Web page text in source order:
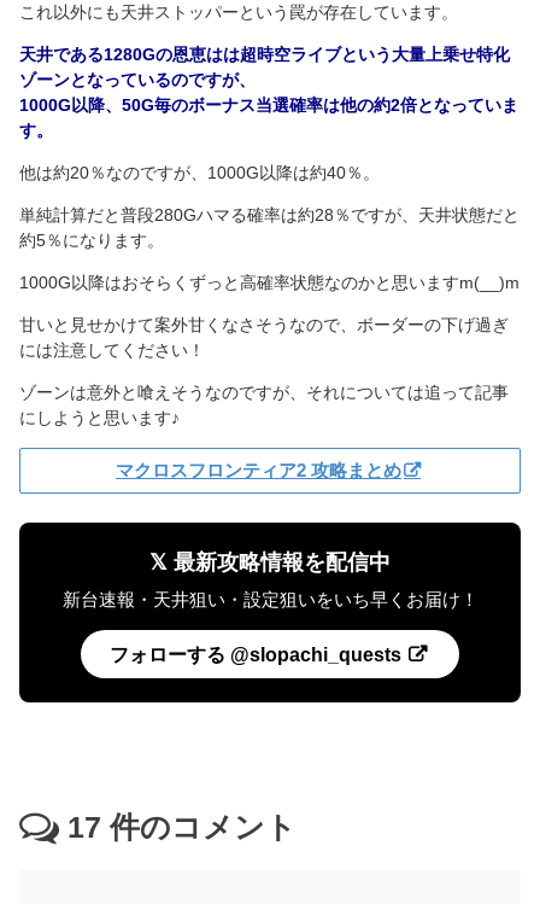
これ以外にも天井ストッパーという罠が存在しています。
天井である1280Gの恩恵はは超時空ライブという大量上乗せ特化
ゾーンとなっているのですが、
1000G以降、50G毎のボーナス当選確率は他の約2倍となっていま
す。
他は約20％なのですが、1000G以降は約40％。
単純計算だと普段280Gハマる確率は約28％ですが、天井状態だと
約5％になります。
1000G以降はおそらくずっと高確率状態なのかと思いますm(__)m
甘いと見せかけて案外甘くなさそうなので、ボーダーの下げ過ぎ
には注意してください！
ゾーンは意外と喰えそうなのですが、それについては追って記事
にしようと思います♪
マクロスフロンティア2 攻略まとめ
𝕏 最新攻略情報を配信中
新台速報・天井狙い・設定狙いをいち早くお届け！
フォローする @slopachi_quests
17 件のコメント